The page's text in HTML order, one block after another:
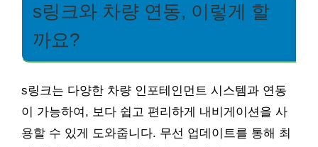
s링크와 차량 연동, 이렇게 할
까요?
s링크는 다양한 차량 인포테인먼트 시스템과 연동
이 가능하여, 보다 쉽고 편리하게 내비게이션을 사
용할 수 있게 도와줍니다. 무선 업데이트를 통해 최